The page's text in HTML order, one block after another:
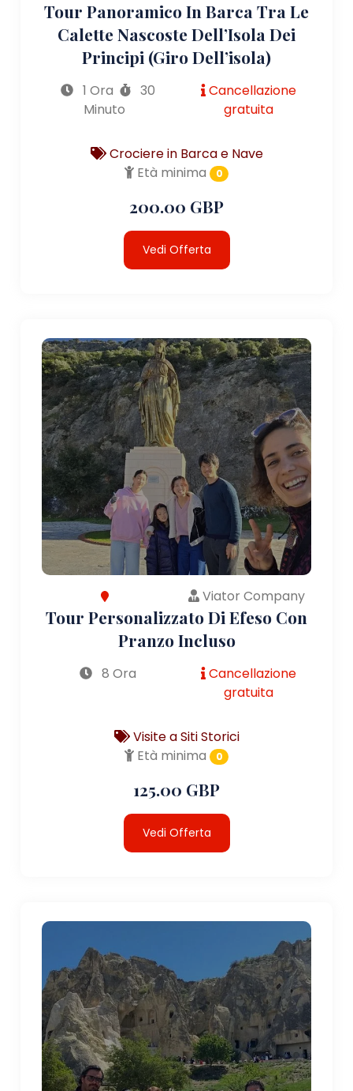
Tour Panoramico In Barca Tra Le
Calette Nascoste Dell’Isola Dei
Principi (giro Dell’isola)
1 Ora
30
Minuto
Cancellazione
gratuita
Crociere in Barca e Nave
Età minima
0
200.00 GBP
Vedi Offerta
Viator Company
Tour Personalizzato Di Efeso Con
Pranzo Incluso
8 Ora
Cancellazione
gratuita
Visite a Siti Storici
Età minima
0
125.00 GBP
Vedi Offerta